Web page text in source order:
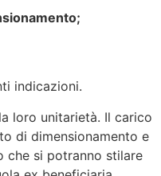
indicazioni.
loro unitarietà. Il carico
di dimensionamento e
che si potranno stilare